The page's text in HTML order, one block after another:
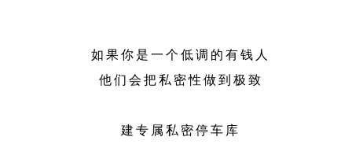
如果你是一个低调的有钱人
他们会把私密性做到极致
建专属私密停车库